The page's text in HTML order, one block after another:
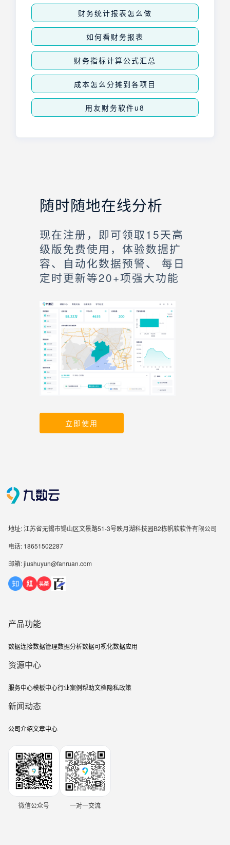
财务统计报表怎么做
如何看财务报表
财务指标计算公式汇总
成本怎么分摊到各项目
用友财务软件u8
随时随地在线分析
现在注册，即可领取15天高
级版免费使用，体验数据扩
容、自动化数据预警、 每日
定时更新等20+项强大功能
立即使用
地址: 江苏省无锡市锡山区文景路51-3号映月湖科技园B2栋帆软软件有限公司
电话: 18651502287
邮箱: jiushuyun@fanruan.com
产品功能
数据连接数据管理数据分析数据可视化数据应用
资源中心
服务中心模板中心行业案例帮助文档隐私政策
新闻动态
公司介绍文章中心
微信公众号 一对一交流